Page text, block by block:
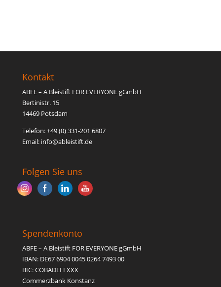
Kontakt
ABFE – A Bleistift FOR EVERYONE gGmbH
Bertinistr. 15
14469 Potsdam
Telefon: +49 (0) 331-201 6807
Email: info@ableistift.de
Folgen Sie uns
Spendenkonto
ABFE – A Bleistift FOR EVERYONE gGmbH
IBAN: DE67 6904 0045 0264 7493 00
BIC: COBADEFFXXX
Commerzbank Konstanz